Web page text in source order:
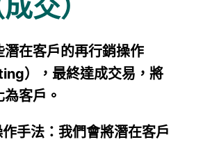
潛在客戶的再行銷操作
），最終達成交易，將
客戶。
手法：我們會將潛在客戶